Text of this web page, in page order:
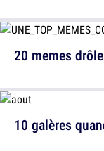
10 galères
20 memes